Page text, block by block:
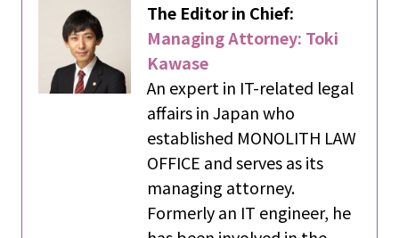
The Editor in Chief:
Managing Attorney: Toki
Kawase
An expert in IT-related legal
affairs in Japan who
established MONOLITH LAW
OFFICE and serves as its
managing attorney.
Formerly an IT engineer, he